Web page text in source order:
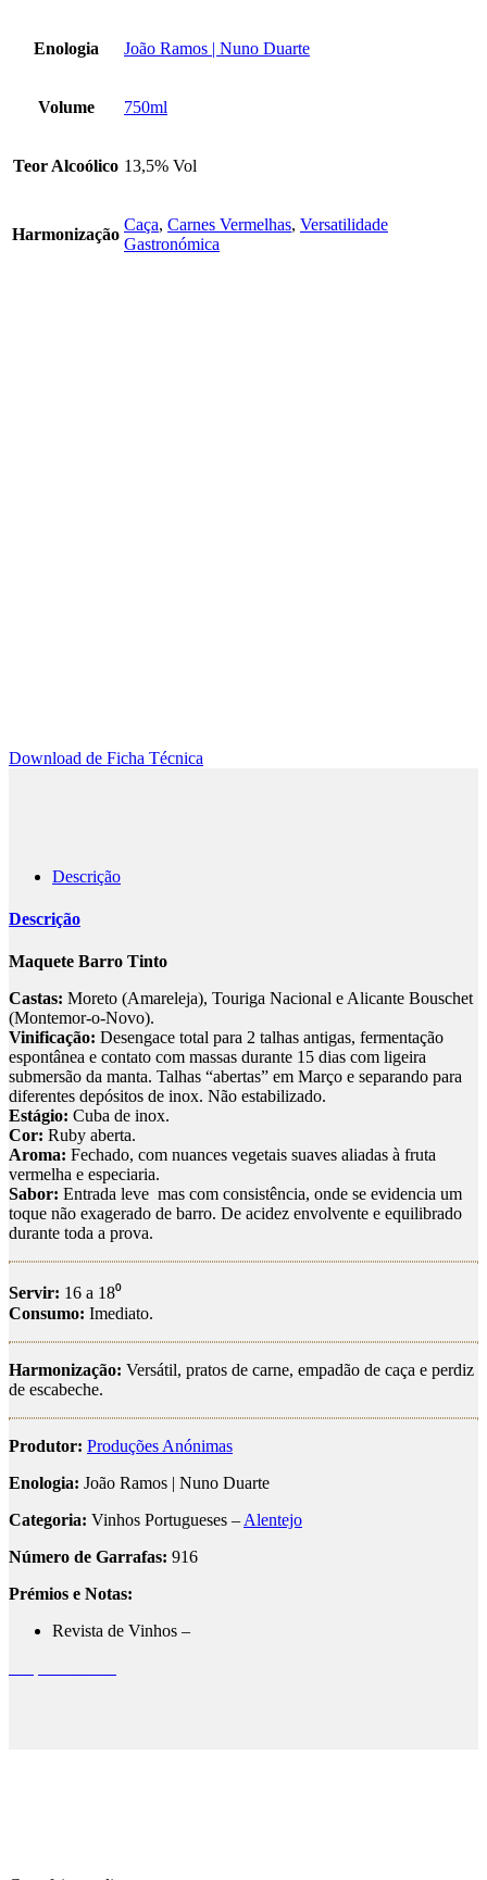
Enologia João Ramos | Nuno Duarte
Volume 750ml
Teor Alcoólico 13,5% Vol
Harmonização
Caça, Carnes Vermelhas, Versatilidade
Gastronómica
Download de Ficha Técnica
Descrição
Descrição
Maquete Barro Tinto
Castas: Moreto (Amareleja), Touriga Nacional e Alicante Bouschet
(Montemor-o-Novo).
Vinificação: Desengace total para 2 talhas antigas, fermentação
espontânea e contato com massas durante 15 dias com ligeira
submersão da manta. Talhas “abertas” em Março e separando para
diferentes depósitos de inox. Não estabilizado.
Estágio: Cuba de inox.
Cor: Ruby aberta.
Aroma: Fechado, com nuances vegetais suaves aliadas à fruta
vermelha e especiaria.
Sabor: Entrada leve mas com consistência, onde se evidencia um
toque não exagerado de barro. De acidez envolvente e equilibrado
durante toda a prova.
Servir: 16 a 18⁰
Consumo: Imediato.
Harmonização: Versátil, pratos de carne, empadão de caça e perdiz
de escabeche.
Produtor: Produções Anónimas
Enologia: João Ramos | Nuno Duarte
Categoria: Vinhos Portugueses – Alentejo
Número de Garrafas: 916
Prémios e Notas:
Revista de Vinhos –